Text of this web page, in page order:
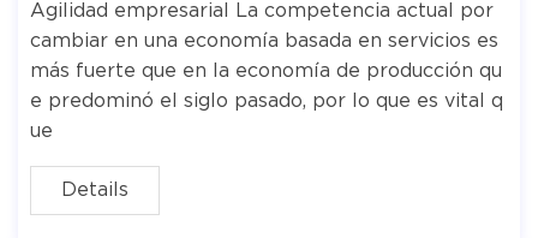
Agilidad empresarial La competencia actual por
cambiar en una economía basada en servicios es
más fuerte que en la economía de producción qu
e predominó el siglo pasado, por lo que es vital q
ue
Details